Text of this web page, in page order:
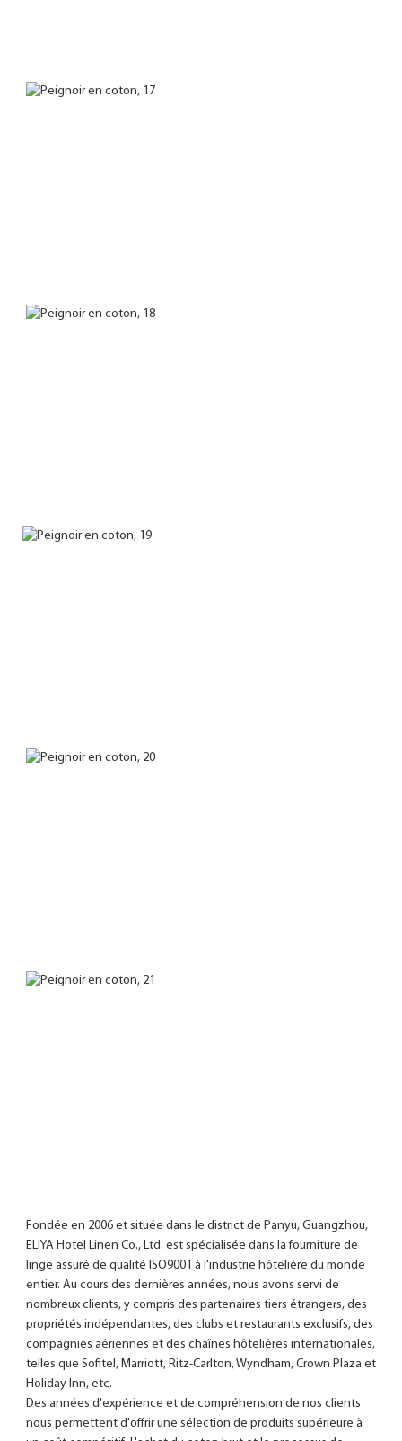
Fondée en 2006 et située dans le district de Panyu, Guangzhou,
ELIYA Hotel Linen Co., Ltd. est spécialisée dans la fourniture de
linge assuré de qualité ISO9001 à l'industrie hôtelière du monde
entier. Au cours des dernières années, nous avons servi de
nombreux clients, y compris des partenaires tiers étrangers, des
propriétés indépendantes, des clubs et restaurants exclusifs, des
compagnies aériennes et des chaînes hôtelières internationales,
telles que Sofitel, Marriott, Ritz-Carlton, Wyndham, Crown Plaza et
Holiday Inn, etc.
Des années d'expérience et de compréhension de nos clients
nous permettent d'offrir une sélection de produits supérieure à